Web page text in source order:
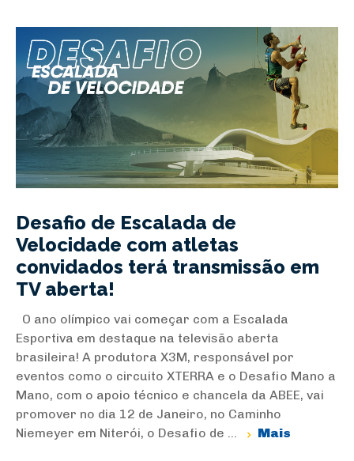
Desafio de Escalada de
Velocidade com atletas
convidados terá transmissão em
TV aberta!
O ano olímpico vai começar com a Escalada
Esportiva em destaque na televisão aberta
brasileira! A produtora X3M, responsável por
eventos como o circuito XTERRA e o Desafio Mano a
Mano, com o apoio técnico e chancela da ABEE, vai
promover no dia 12 de Janeiro, no Caminho
Niemeyer em Niterói, o Desafio de ...
Mais